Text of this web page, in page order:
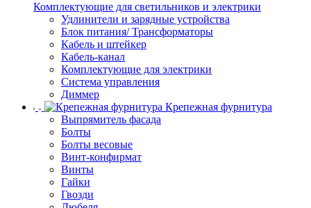
Комплектующие для светильников и электрики
Удлинители и зарядные устройства
Блок питания/ Трансформаторы
Кабель и штейкер
Кабель-канал
Комплектующие для электрики
Система управления
Диммер
Крепежная фурнитура
Выпрямитель фасада
Болты
Болты весовые
Винт-конфирмат
Винты
Гайки
Гвозди